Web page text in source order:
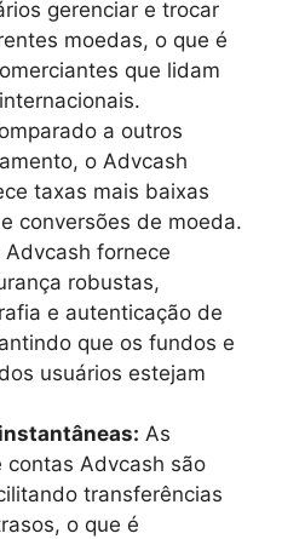
gerenciar e trocar
moedas, o que é
que lidam
a outros
o Advcash
taxas mais baixas
conversões de moeda.
Advcash fornece
robustas,
e autenticação de
que os fundos e
usuários estejam
As
contas Advcash são
transferências
o que é